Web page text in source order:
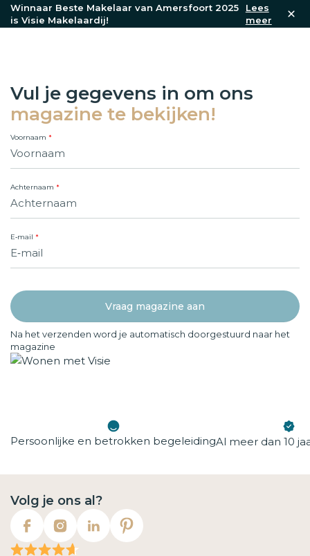
Winnaar Beste Makelaar van Amersfoort 2025
is Visie Makelaardij!
Lees
meer
Vul je gegevens in om ons
magazine te bekijken!
Voornaam
Achternaam
E‑mail
Na het verzenden word je automatisch doorgestuurd naar het
magazine
Persoonlijke en betrokken begeleidingAl meer dan 10
Volg je ons al?